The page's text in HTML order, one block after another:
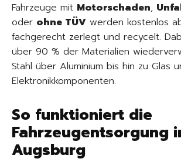
Fahrzeuge mit Motorschaden,
oder ohne TÜV werden kostenlos
fachgerecht zerlegt und recycelt.
über 90 % der Materialien
Stahl über Aluminium bis hin zu Glas
Elektronikkomponenten.
So funktioniert die
Fahrzeugentsorgung
Augsburg